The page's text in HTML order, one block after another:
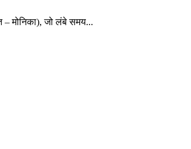
– मोनिका), जो लंबे समय...